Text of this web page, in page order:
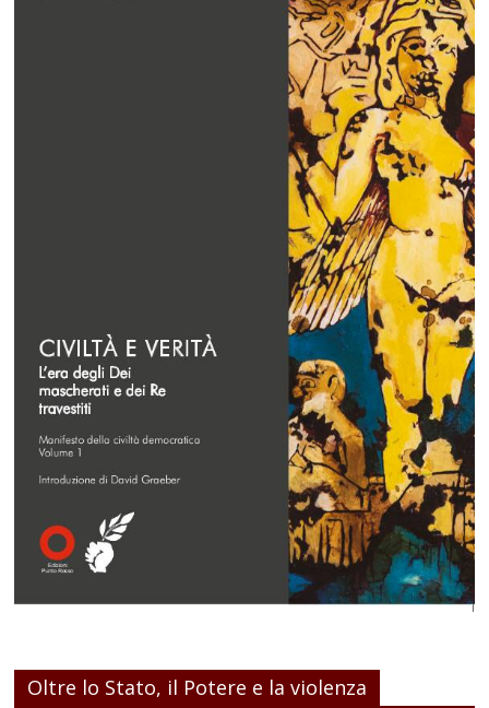
Oltre lo Stato, il Potere e la violenza